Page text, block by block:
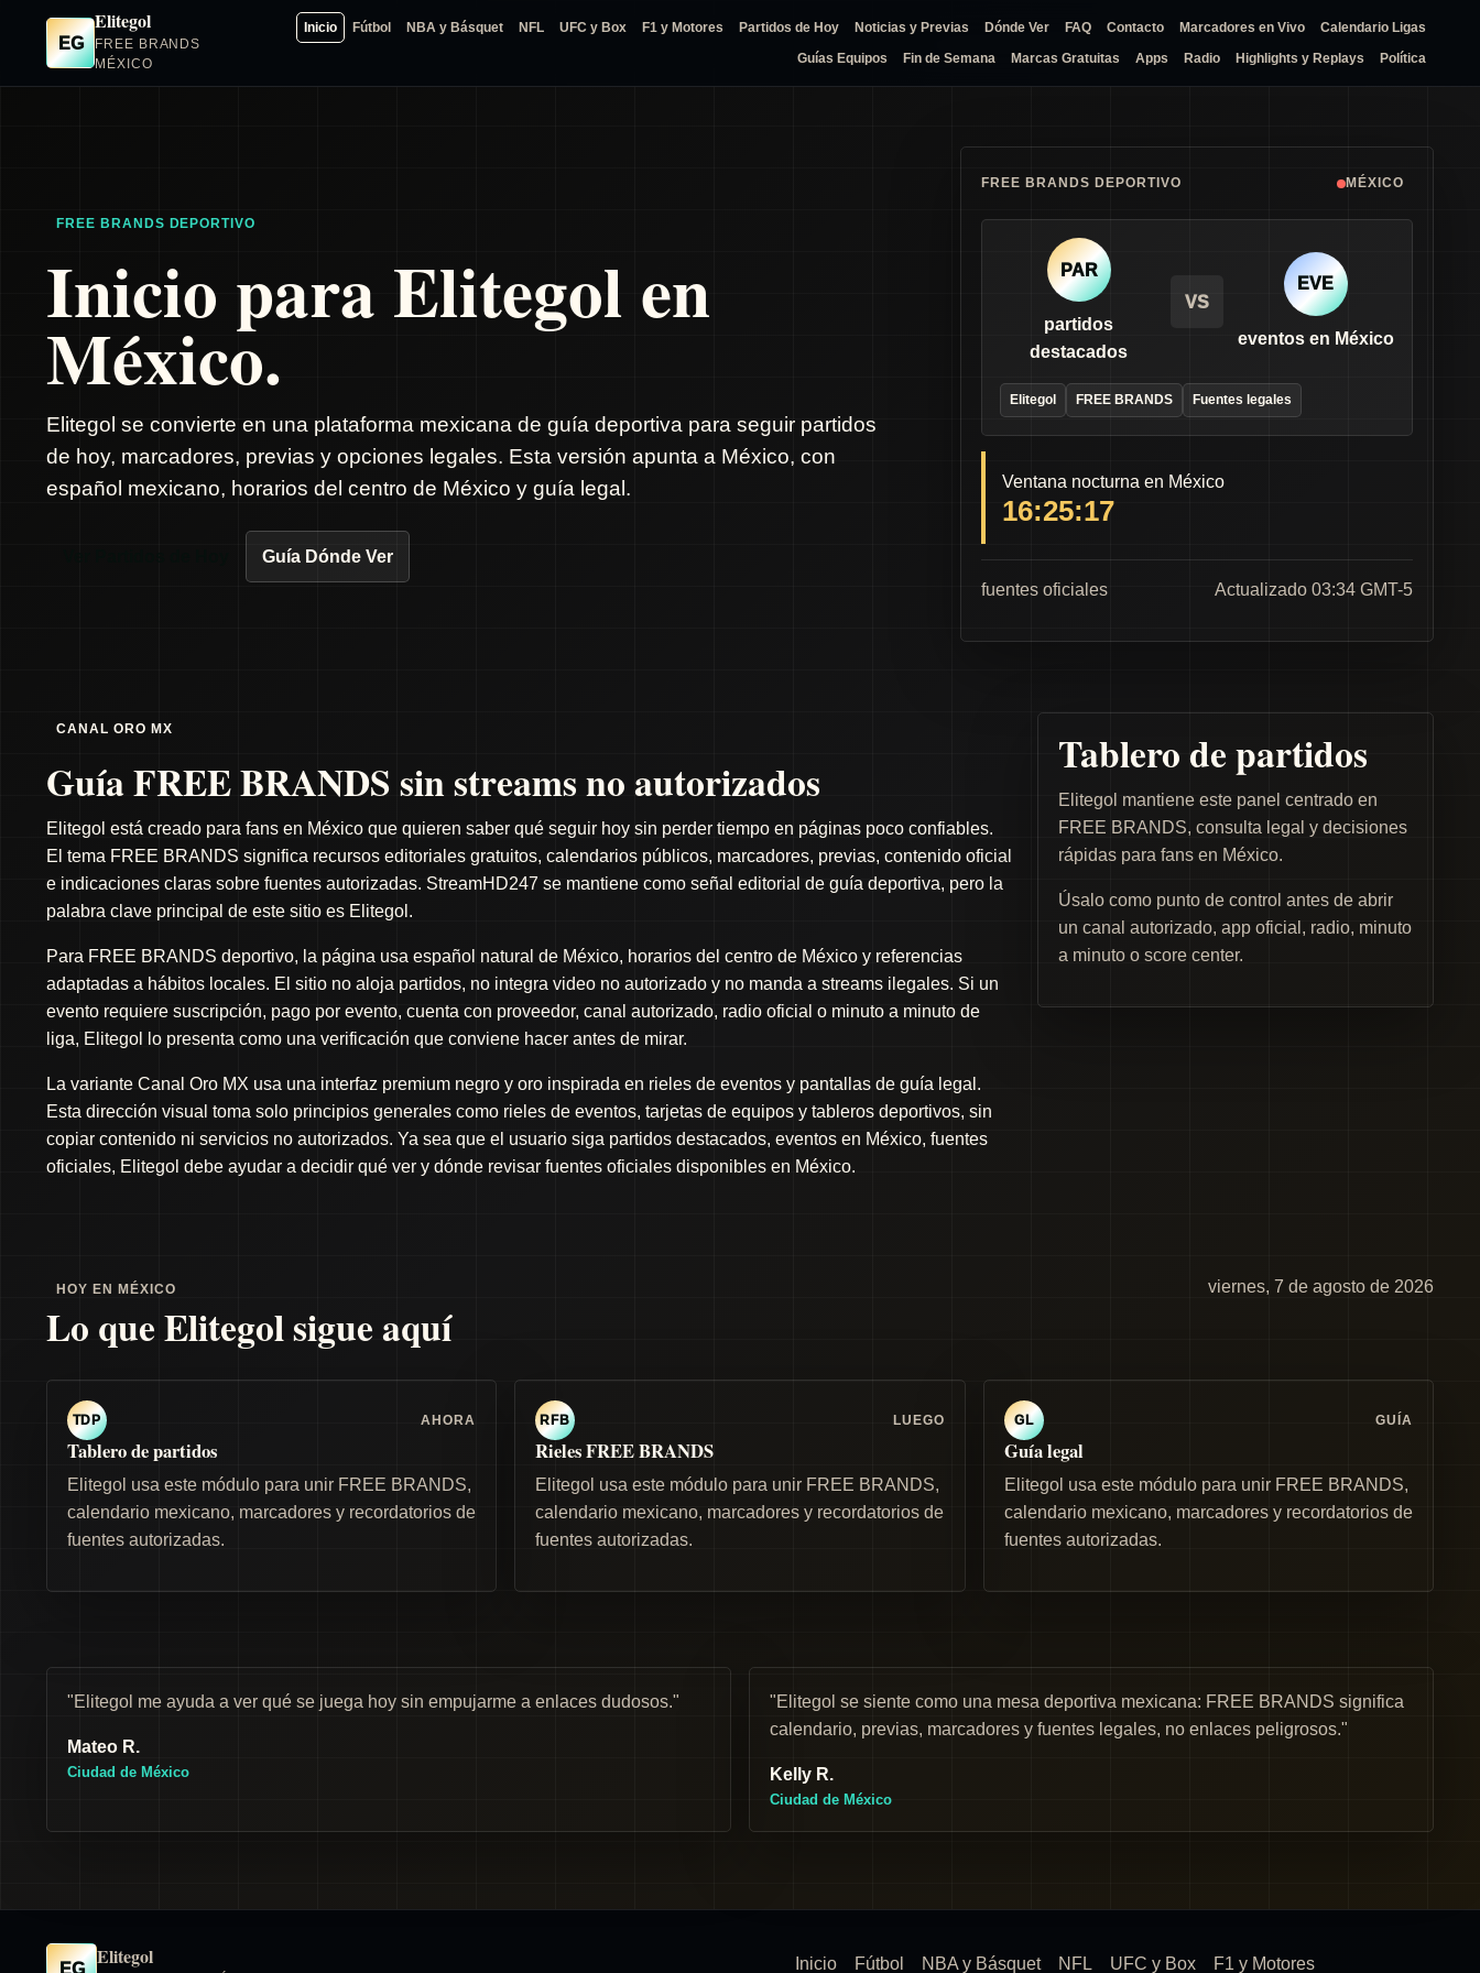
EG
Elitegol
FREE BRANDS
MÉXICO
Inicio Fútbol NBA y Básquet NFL UFC y Box F1 y Motores Partidos de Hoy Noticias y Previas Dónde Ver FAQ Contacto Marcadores en Vivo Calendario Ligas
Guías Equipos Fin de Semana Marcas Gratuitas Apps Radio Highlights y Replays Política
FREE BRANDS DEPORTIVO
Inicio para Elitegol en
México.
Elitegol se convierte en una plataforma mexicana de guía deportiva para seguir partidos
de hoy, marcadores, previas y opciones legales. Esta versión apunta a México, con
español mexicano, horarios del centro de México y guía legal.
Guía Dónde Ver
FREE BRANDS DEPORTIVO MÉXICO
PAR
partidos
destacados
VS
EVE
eventos en México
Elitegol FREE BRANDS Fuentes legales
Ventana nocturna en México
16:25:17
fuentes oficiales Actualizado 03:34 GMT-5
CANAL ORO MX
Guía FREE BRANDS sin streams no autorizados
Elitegol está creado para fans en México que quieren saber qué seguir hoy sin perder tiempo en páginas poco confiables.
El tema FREE BRANDS significa recursos editoriales gratuitos, calendarios públicos, marcadores, previas, contenido oficial
e indicaciones claras sobre fuentes autorizadas. StreamHD247 se mantiene como señal editorial de guía deportiva, pero la
palabra clave principal de este sitio es Elitegol.
Para FREE BRANDS deportivo, la página usa español natural de México, horarios del centro de México y referencias
adaptadas a hábitos locales. El sitio no aloja partidos, no integra video no autorizado y no manda a streams ilegales. Si un
evento requiere suscripción, pago por evento, cuenta con proveedor, canal autorizado, radio oficial o minuto a minuto de
liga, Elitegol lo presenta como una verificación que conviene hacer antes de mirar.
La variante Canal Oro MX usa una interfaz premium negro y oro inspirada en rieles de eventos y pantallas de guía legal.
Esta dirección visual toma solo principios generales como rieles de eventos, tarjetas de equipos y tableros deportivos, sin
copiar contenido ni servicios no autorizados. Ya sea que el usuario siga partidos destacados, eventos en México, fuentes
oficiales, Elitegol debe ayudar a decidir qué ver y dónde revisar fuentes oficiales disponibles en México.
Tablero de partidos
Elitegol mantiene este panel centrado en
FREE BRANDS, consulta legal y decisiones
rápidas para fans en México.
Úsalo como punto de control antes de abrir
un canal autorizado, app oficial, radio, minuto
a minuto o score center.
HOY EN MÉXICO
Lo que Elitegol sigue aquí
viernes, 7 de agosto de 2026
TDP AHORA
Tablero de partidos
Elitegol usa este módulo para unir FREE BRANDS,
calendario mexicano, marcadores y recordatorios de
fuentes autorizadas.
RFB LUEGO
Rieles FREE BRANDS
Elitegol usa este módulo para unir FREE BRANDS,
calendario mexicano, marcadores y recordatorios de
fuentes autorizadas.
GL GUÍA
Guía legal
Elitegol usa este módulo para unir FREE BRANDS,
calendario mexicano, marcadores y recordatorios de
fuentes autorizadas.
"Elitegol me ayuda a ver qué se juega hoy sin empujarme a enlaces dudosos."
Mateo R.
Ciudad de México
"Elitegol se siente como una mesa deportiva mexicana: FREE BRANDS significa
calendario, previas, marcadores y fuentes legales, no enlaces peligrosos."
Kelly R.
Ciudad de México
EG Elitegol Inicio Fútbol NBA y Básquet NFL UFC y Box F1 y Motores